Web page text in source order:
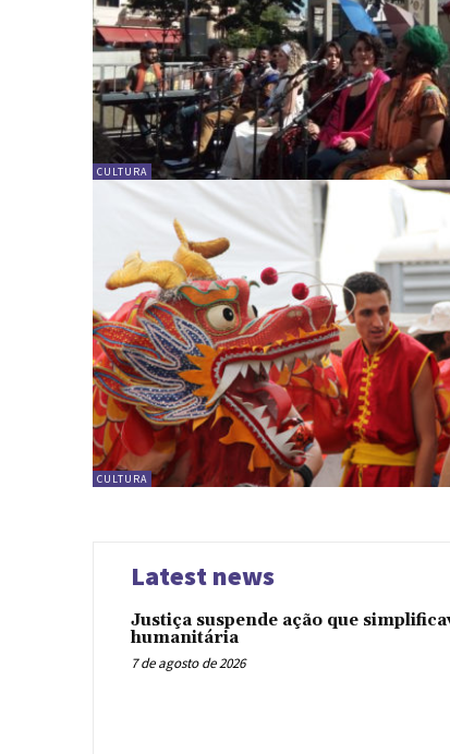
CULTURA
CULTURA
Latest news
Justiça suspende ação que
humanitária
7 de agosto de 2026